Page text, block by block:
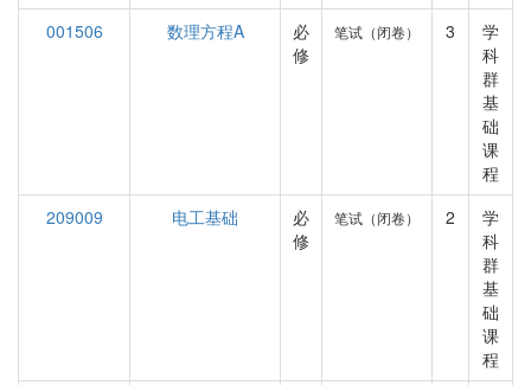
001506
数理方程A
必
修
笔试（闭卷） 3
学
科
群
基
础
课
程
209009
电工基础
必
修
笔试（闭卷） 2
学
科
群
基
础
课
程